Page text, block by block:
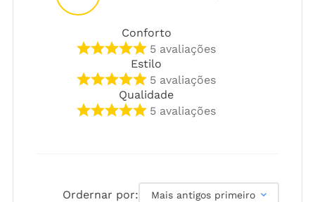
Conforto
5 avaliações
Estilo
5 avaliações
Qualidade
5 avaliações
Ordernar por: Mais antigos primeiro